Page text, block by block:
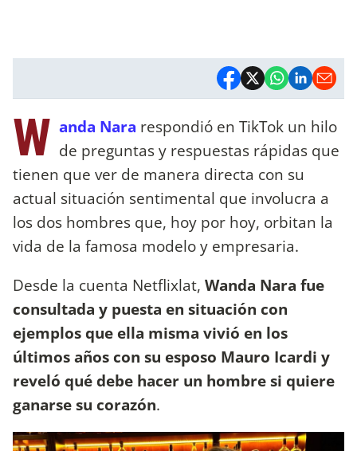
W anda Nara respondió en TikTok un hilo
de preguntas y respuestas rápidas que
tienen que ver de manera directa con su
actual situación sentimental que involucra a
los dos hombres que, hoy por hoy, orbitan la
vida de la famosa modelo y empresaria.
Desde la cuenta Netflixlat, Wanda Nara fue
consultada y puesta en situación con
ejemplos que ella misma vivió en los
últimos años con su esposo Mauro Icardi y
reveló qué debe hacer un hombre si quiere
ganarse su corazón.